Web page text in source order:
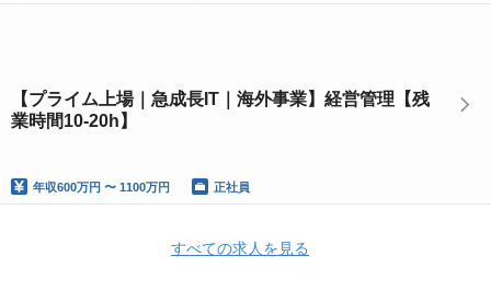
【プライム上場｜急成長IT｜海外事業】経営管理【残
業時間10‐20h】
年収600万円 〜 1100万円 正社員
すべての求人を見る